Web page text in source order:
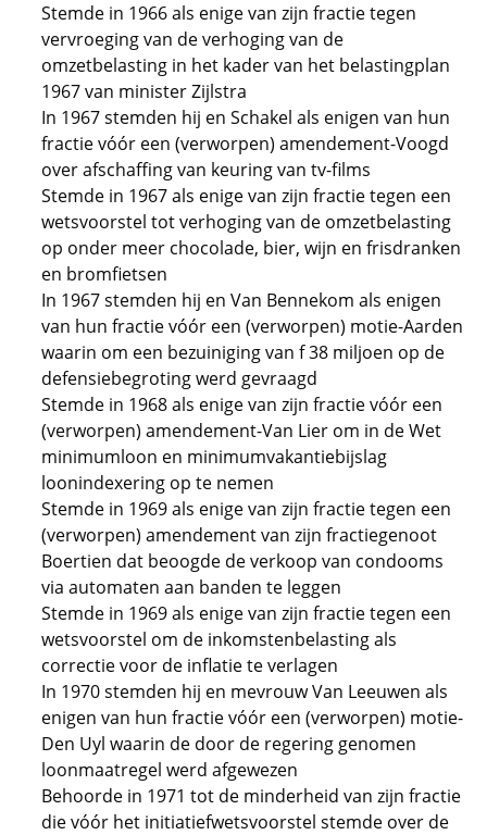
Stemde in 1966 als enige van zijn fractie tegen
vervroeging van de verhoging van de
omzetbelasting in het kader van het belastingplan
1967 van minister Zijlstra
In 1967 stemden hij en Schakel als enigen van hun
fractie vóór een (verworpen) amendement-Voogd
over afschaffing van keuring van tv-films
Stemde in 1967 als enige van zijn fractie tegen een
wetsvoorstel tot verhoging van de omzetbelasting
op onder meer chocolade, bier, wijn en frisdranken
en bromfietsen
In 1967 stemden hij en Van Bennekom als enigen
van hun fractie vóór een (verworpen) motie-Aarden
waarin om een bezuiniging van f 38 miljoen op de
defensiebegroting werd gevraagd
Stemde in 1968 als enige van zijn fractie vóór een
(verworpen) amendement-Van Lier om in de Wet
minimumloon en minimumvakantiebijslag
loonindexering op te nemen
Stemde in 1969 als enige van zijn fractie tegen een
(verworpen) amendement van zijn fractiegenoot
Boertien dat beoogde de verkoop van condooms
via automaten aan banden te leggen
Stemde in 1969 als enige van zijn fractie tegen een
wetsvoorstel om de inkomstenbelasting als
correctie voor de inflatie te verlagen
In 1970 stemden hij en mevrouw Van Leeuwen als
enigen van hun fractie vóór een (verworpen) motie-
Den Uyl waarin de door de regering genomen
loonmaatregel werd afgewezen
Behoorde in 1971 tot de minderheid van zijn fractie
die vóór het initiatiefwetsvoorstel stemde over de